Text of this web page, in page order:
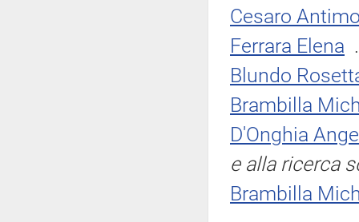
Cesaro
Ferrara Elena
Blundo
Brambilla
D'Onghia
e alla ricerca
Brambilla